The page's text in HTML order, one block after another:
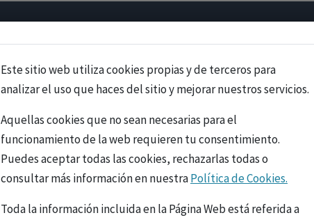
Este sitio web utiliza cookies propias y de terceros para
analizar el uso que haces del sitio y mejorar nuestros servicios.
Aquellas cookies que no sean necesarias para el
funcionamiento de la web requieren tu consentimiento.
Puedes aceptar todas las cookies, rechazarlas todas o
consultar más información en nuestraPolítica de Cookies.
Toda la información incluida en la Página Web está referida a